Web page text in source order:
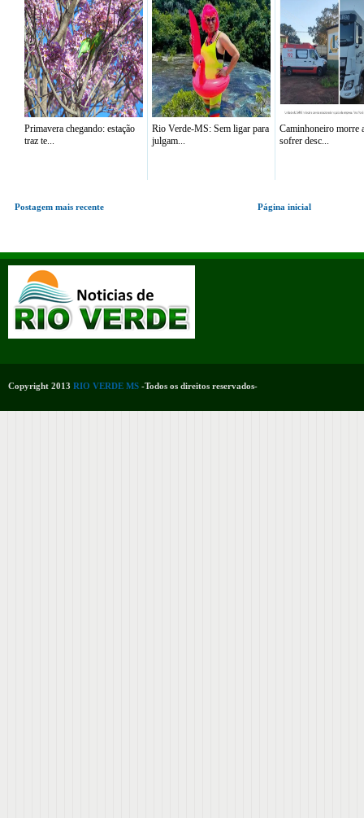
Primavera chegando: estação
traz te...
Rio Verde-MS: Sem ligar para
julgam...
Caminhoneiro morre
sofrer desc...
Postagem mais recente Página inicial
Copyright 2013 RIO VERDE MS -Todos os direitos reservados-